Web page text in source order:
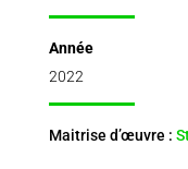
Année
2022
Maitrise d’œuvre :